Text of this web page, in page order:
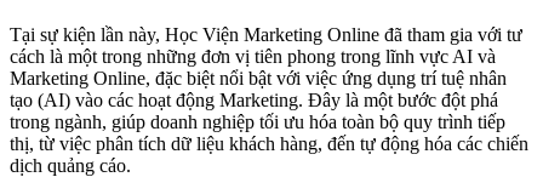
Tại sự kiện lần này, Học Viện Marketing Online đã tham gia với tư
cách là một trong những đơn vị tiên phong trong lĩnh vực AI và
Marketing Online, đặc biệt nổi bật với việc ứng dụng trí tuệ nhân
tạo (AI) vào các hoạt động Marketing. Đây là một bước đột phá
trong ngành, giúp doanh nghiệp tối ưu hóa toàn bộ quy trình tiếp
thị, từ việc phân tích dữ liệu khách hàng, đến tự động hóa các chiến
dịch quảng cáo.